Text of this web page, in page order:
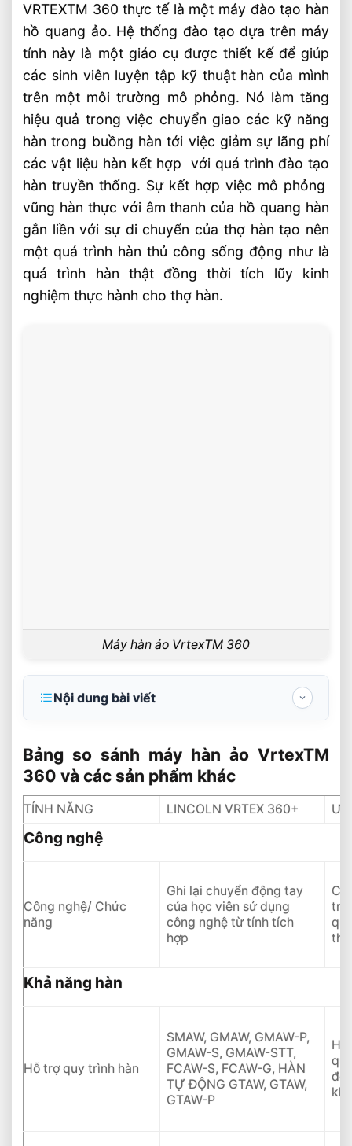
VRTEXTM 360 thực tế là một máy đào tạo hàn
hồ quang ảo. Hệ thống đào tạo dựa trên máy
tính này là một giáo cụ được thiết kế để giúp
các sinh viên luyện tập kỹ thuật hàn của mình
trên một môi trường mô phỏng. Nó làm tăng
hiệu quả trong việc chuyển giao các kỹ năng
hàn trong buồng hàn tới việc giảm sự lãng phí
các vật liệu hàn kết hợp với quá trình đào tạo
hàn truyền thống. Sự kết hợp việc mô phỏng
vũng hàn thực với âm thanh của hồ quang hàn
gắn liền với sự di chuyển của thợ hàn tạo nên
một quá trình hàn thủ công sống động như là
quá trình hàn thật đồng thời tích lũy kinh
nghiệm thực hành cho thợ hàn.
Máy hàn ảo VrtexTM 360
Nội dung bài viết
các sản phẩm khác
Công nghệ
Khả năng hàn
Phản hồi ngay lập lức
Tùy chọn và hỗ trợ
Bài Viết Liên Quan
CẮT PHÔI BẰNG KHÍ OXY – AXETILEN
Giải Pháp Robot Hàn Khung Xe Máy ⭐️ Tư
Vấn Chuyên Sâu
Các Loại Vật Liệu Hàn Thông Dụng Trên
Bảng so sánh máy hàn ảo VrtexTM
360 và các sản phẩm khác
TÍNH NĂNG LINCOLN VRTEX 360+
Công nghệ
Công nghệ/ Chức
năng
Ghi lại chuyển động tay
của học viên sử dụng
công nghệ từ tính tích
hợp
trí
Khả năng hàn
Hỗ trợ quy trình hàn
SMAW, GMAW, GMAW-P,
GMAW-S, GMAW-STT,
FCAW-S, FCAW-G, HÀN
TỰ ĐỘNG GTAW, GTAW,
GTAW-P
độ
khí